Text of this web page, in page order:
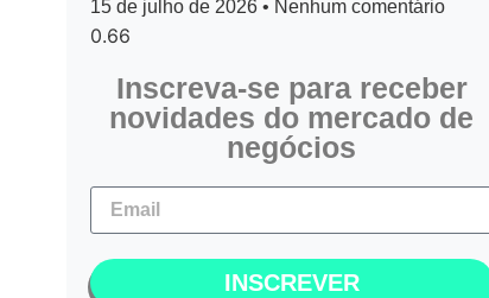
15 de julho de 2026 Nenhum comentário
Inscreva-se para receber
novidades do mercado de
negócios
INSCREVER